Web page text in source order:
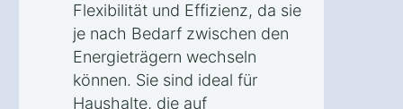
Flexibilität und Effizienz, da sie
je nach Bedarf zwischen den
Energieträgern wechseln
können. Sie sind ideal für
Haushalte, die auf